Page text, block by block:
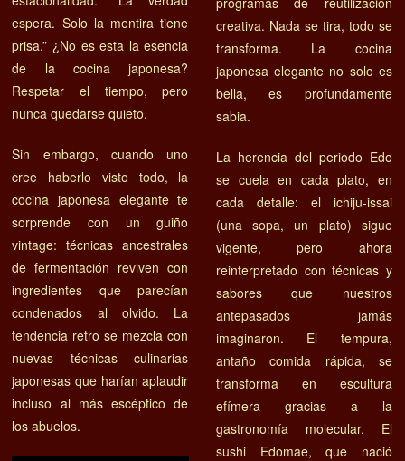
espera. Solo la mentira tiene
prisa.” ¿No es esta la esencia
de la cocina japonesa?
Respetar el tiempo, pero
nunca quedarse quieto.
Sin embargo, cuando uno
cree haberlo visto todo, la
cocina japonesa elegante te
sorprende con un guiño
vintage: técnicas ancestrales
de fermentación reviven con
ingredientes que parecían
condenados al olvido. La
tendencia retro se mezcla con
nuevas técnicas culinarias
japonesas que harían aplaudir
incluso al más escéptico de
los abuelos.
creativa. Nada se tira, todo se
transforma. La cocina
japonesa elegante no solo es
bella, es profundamente
sabia.
La herencia del periodo Edo
se cuela en cada plato, en
cada detalle: el ichiju-issai
(una sopa, un plato) sigue
vigente, pero ahora
reinterpretado con técnicas y
sabores que nuestros
antepasados jamás
imaginaron. El tempura,
antaño comida rápida, se
transforma en escultura
efímera gracias a la
gastronomía molecular. El
sushi Edomae, que nació